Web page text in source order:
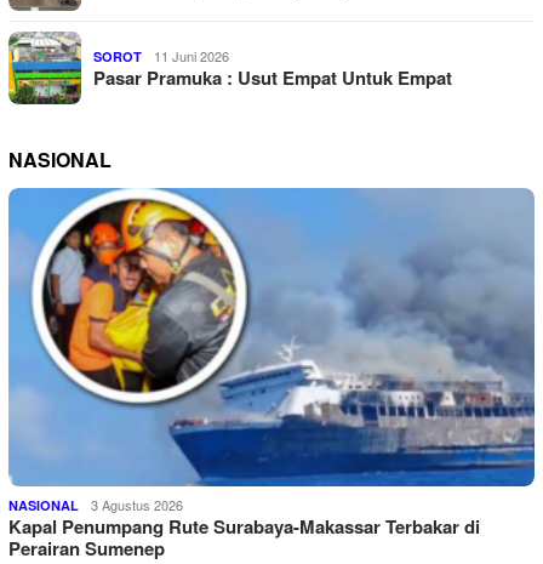
SOROT 11 Juni 2026
Pasar Pramuka : Usut Empat Untuk Empat
NASIONAL
NASIONAL 3 Agustus 2026
Kapal Penumpang Rute Surabaya-Makassar Terbakar di
Perairan Sumenep